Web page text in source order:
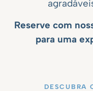
Reserve com
para uma
DESCUBRA